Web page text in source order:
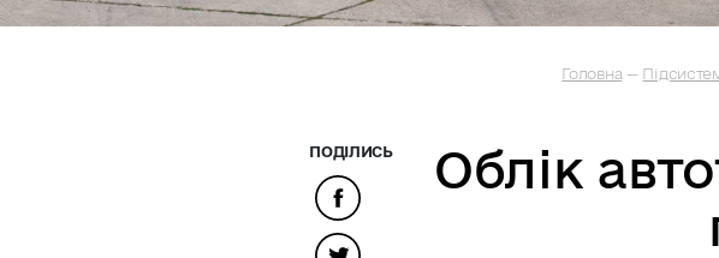
Головна —
ПОДІЛИСЬ
Облік